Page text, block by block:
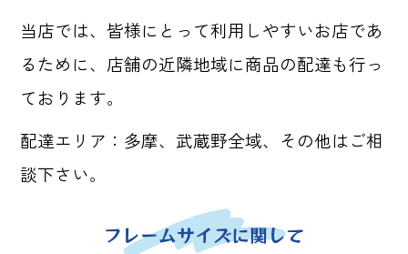
当店では、皆様にとって利用しやすいお店であ
るために、店舗の近隣地域に商品の配達も行っ
ております。
配達エリア：多摩、武蔵野全域、その他はご相
談下さい。
フレームサイズに関して